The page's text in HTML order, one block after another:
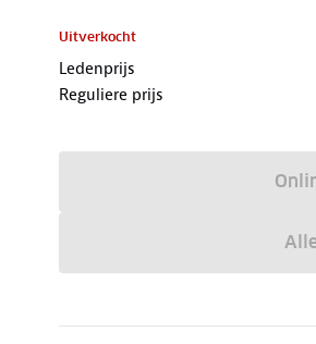
Uitverkocht
Ledenprijs
Reguliere prijs